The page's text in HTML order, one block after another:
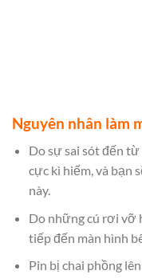
Nguyên nhân làm
Do sự sai sót đến
cực kì hiếm, và bạn
này.
Do những cú rơi vỡ
tiếp đến màn hình
Pin bị chai phồng